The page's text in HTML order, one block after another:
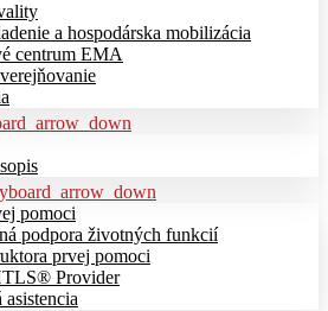
a hospodárska mobilizácia
centrum EMA
pomoci
podpora životných funkcií
prvej pomoci
Provider